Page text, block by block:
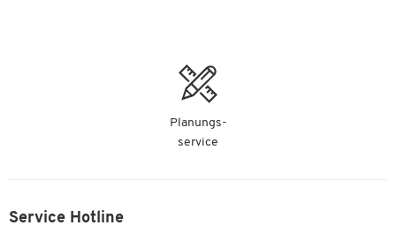
Planungs-
service
Service Hotline